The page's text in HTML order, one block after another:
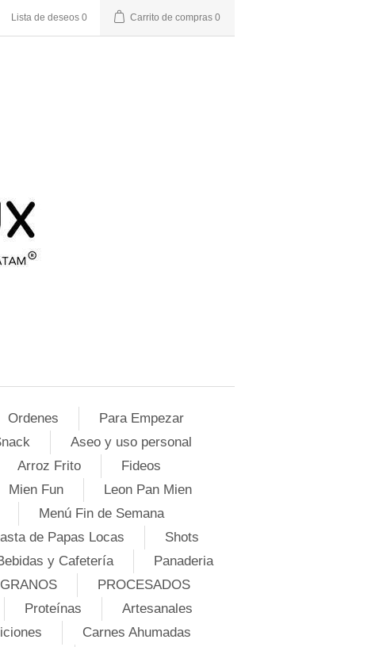
Lista de deseos 0 Carrito de compras 0
Ordenes
Para Empezar
Aseo y uso personal
Arroz Frito
Fideos
Mien Fun
Leon Pan Mien
Menú Fin de Semana
de Papas Locas
Shots
y Cafetería
Panaderia
GRANOS
PROCESADOS
Proteínas
Artesanales
Carnes Ahumadas